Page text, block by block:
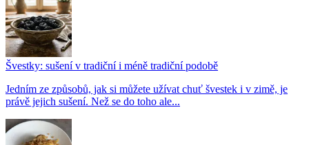
Švestky: sušení v tradiční i méně tradiční podobě
Jedním ze způsobů, jak si můžete užívat chuť švestek i v zimě, je
právě jejich sušení. Než se do toho ale...